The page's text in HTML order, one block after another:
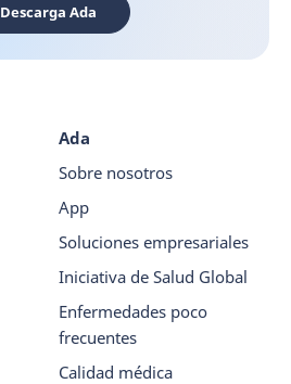
Descarga Ada
Ada
Sobre nosotros
App
Soluciones empresariales
Iniciativa de Salud Global
Enfermedades poco
frecuentes
Calidad médica